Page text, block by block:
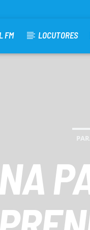
FM LOCUTORES